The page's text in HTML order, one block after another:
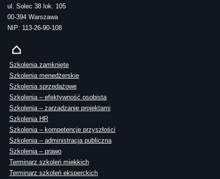
ul. Solec 38 lok. 105
00-394 Warszawa
NIP: 113-26-90-108
Szkolenia zamknięte
Szkolenia menedżerskie
Szkolenia sprzedażowe
Szkolenia – efektywność osobista
Szkolenia – zarządzanie projektami
Szkolenia HR
Szkolenia – kompetencje przyszłości
Szkolenia – administracja publiczna
Szkolenia – prawo
Terminarz szkoleń miękkich
Terminarz szkoleń eksperckich